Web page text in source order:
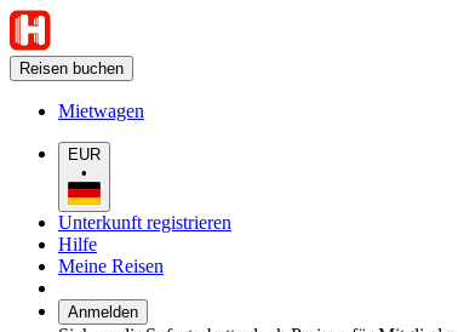
Reisen buchen
Mietwagen
EUR
•
Unterkunft registrieren
Hilfe
Meine Reisen
Anmelden